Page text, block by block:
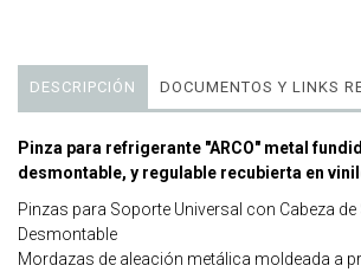
DESCRIPCIÓN DOCUMENTOS Y LINKS
Pinza para refrigerante "ARCO" metal
desmontable, y regulable recubierta en
Pinzas para Soporte Universal con Cabeza
Desmontable
Mordazas de aleación metálica moldeada a